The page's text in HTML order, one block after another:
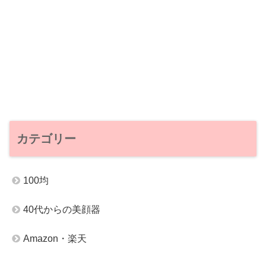
カテゴリー
100均
40代からの美顔器
Amazon・楽天